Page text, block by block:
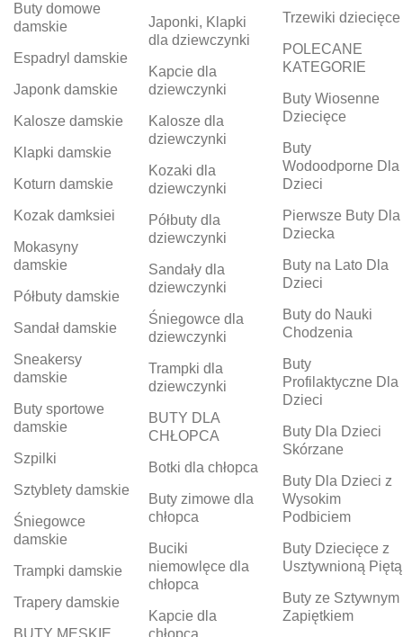
Buty domowe
damskie
Espadryl damskie
Japonk damskie
Kalosze damskie
Klapki damskie
Koturn damskie
Kozak damksiei
Mokasyny
damskie
Półbuty damskie
Sandał damskie
Sneakersy
damskie
Buty sportowe
damskie
Szpilki
Sztyblety damskie
Śniegowce
damskie
Trampki damskie
Trapery damskie
BUTY MĘSKIE
Japonki, Klapki
dla dziewczynki
Kapcie dla
dziewczynki
Kalosze dla
dziewczynki
Kozaki dla
dziewczynki
Półbuty dla
dziewczynki
Sandały dla
dziewczynki
Śniegowce dla
dziewczynki
Trampki dla
dziewczynki
BUTY DLA
CHŁOPCA
Botki dla chłopca
Buty zimowe dla
chłopca
Buciki
niemowlęce dla
chłopca
Kapcie dla
chłopca
Trzewiki dziecięce
POLECANE
KATEGORIE
Buty Wiosenne
Dziecięce
Buty
Wodoodporne Dla
Dzieci
Pierwsze Buty Dla
Dziecka
Buty na Lato Dla
Dzieci
Buty do Nauki
Chodzenia
Buty
Profilaktyczne Dla
Dzieci
Buty Dla Dzieci
Skórzane
Buty Dla Dzieci z
Wysokim
Podbiciem
Buty Dziecięce z
Usztywnioną Piętą
Buty ze Sztywnym
Zapiętkiem